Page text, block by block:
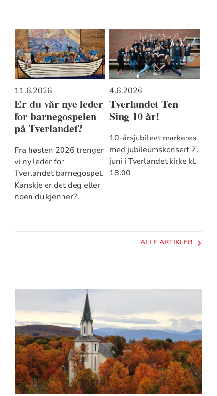
11.6.2026
Er du vår nye leder
for barnegospelen
på Tverlandet?
Fra høsten 2026 trenger
vi ny leder for
Tverlandet barnegospel.
Kanskje er det deg eller
noen du kjenner?
4.6.2026
Tverlandet Ten
Sing 10 år!
10-årsjubileet markeres
med jubileumskonsert 7.
juni i Tverlandet kirke kl.
18.00
ALLE ARTIKLER